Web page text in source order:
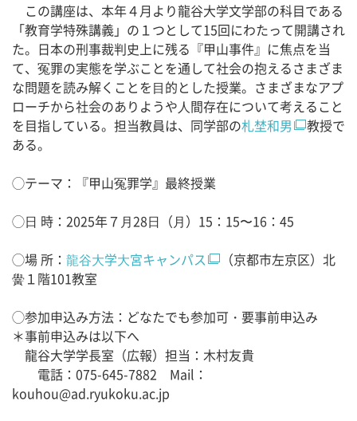
この講座は、本年４月より龍谷大学文学部の科目である
「教育学特殊講義」の１つとして15回にわたって開講され
た。日本の刑事裁判史上に残る『甲山事件』に焦点を当
て、冤罪の実態を学ぶことを通して社会の抱えるさまざま
な問題を読み解くことを⽬的とした授業。さまざまなアプ
ローチから社会のありようや⼈間存在について考えること
を目指している。担当教員は、同学部の札埜和男
教授で
ある。
◯テーマ：『甲山冤罪学』最終授業
◯⽇ 時：2025年７⽉28⽇（⽉）15：15〜16：45
◯場 所： ⿓⾕⼤学⼤宮キャンパス
（京都市左京区）北
黌１階101教室
◯参加申込み方法：どなたでも参加可・要事前申込み
＊事前申込みは以下へ
龍谷大学学長室（広報）担当：木村友貴
電話：075-645-7882 Mail：
kouhou@ad.ryukoku.ac.jp